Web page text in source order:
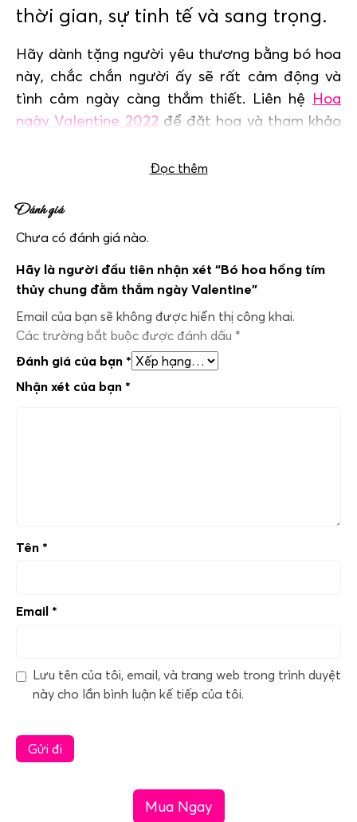
thời gian, sự tinh tế và sang trọng.
Hãy dành tặng người yêu thương bằng bó hoa
này, chắc chắn người ấy sẽ rất cảm động và
tình cảm ngày càng thắm thiết. Liên hệ Hoa
ngày Valentine 2022 để đặt hoa và tham khảo
Đọc thêm
Đánh giá
Chưa có đánh giá nào.
Hãy là người đầu tiên nhận xét “Bó hoa hồng tím
thủy chung đằm thắm ngày Valentine”
Email của bạn sẽ không được hiển thị công khai.
Các trường bắt buộc được đánh dấu *
Đánh giá của bạn *
Nhận xét của bạn *
Tên *
Email *
Lưu tên của tôi, email, và trang web trong trình duyệt
này cho lần bình luận kế tiếp của tôi.
Mua Ngay